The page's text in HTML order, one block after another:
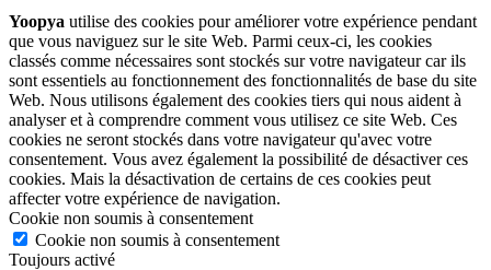
Yoopya utilise des cookies pour améliorer votre expérience pendant
que vous naviguez sur le site Web. Parmi ceux-ci, les cookies
classés comme nécessaires sont stockés sur votre navigateur car ils
sont essentiels au fonctionnement des fonctionnalités de base du site
Web. Nous utilisons également des cookies tiers qui nous aident à
analyser et à comprendre comment vous utilisez ce site Web. Ces
cookies ne seront stockés dans votre navigateur qu'avec votre
consentement. Vous avez également la possibilité de désactiver ces
cookies. Mais la désactivation de certains de ces cookies peut
affecter votre expérience de navigation.
Cookie non soumis à consentement
Cookie non soumis à consentement
Toujours activé